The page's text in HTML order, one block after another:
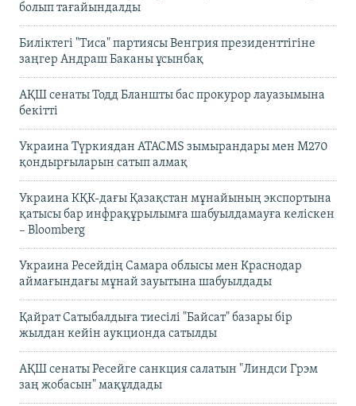
болып тағайындалды
Биліктегі "Тиса" партиясы Венгрия президенттігіне
заңгер Андраш Баканы ұсынбақ
АҚШ сенаты Тодд Бланшты бас прокурор лауазымына
бекітті
Украина Түркиядан ATACMS зымырандары мен M270
қондырғыларын сатып алмақ
Украина КҚК-дағы Қазақстан мұнайының экспортына
қатысы бар инфрақұрылымға шабуылдамауға келіскен
– Bloomberg
Украина Ресейдің Самара облысы мен Краснодар
аймағындағы мұнай зауытына шабуылдады
Қайрат Сатыбалдыға тиесілі "Байсат" базары бір
жылдан кейін аукционда сатылды
АҚШ сенаты Ресейге санкция салатын "Линдси Грэм
заң жобасын" мақұлдады